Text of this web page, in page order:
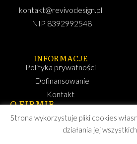
kontakt@revivodesign.pl
NIP 8392992548
INFORMACJE
Polityka prywatności
Dofinansowanie
Kontakt
O FIRMIE
Revivo Design zajmuje się
Bydgoszczy i Toruniuoraz w całym
Strona wykorzystuje pliki cookies
działania jej